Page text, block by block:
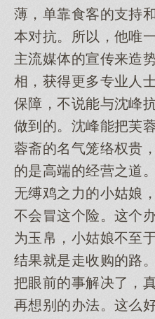
薄，单靠食客的支持
本对抗。所以，他唯
主流媒体的宣传来造
相，获得更多专业人
保障，不说能与沈峰
做到的。沈峰能把芙
蓉斋的名气笼络权贵
的是高端的经营之道
无缚鸡之力的小姑娘
不会冒这个险。这个
为玉帛，小姑娘不至
结果就是走收购的路
把眼前的事解决了，
再想别的办法。这么